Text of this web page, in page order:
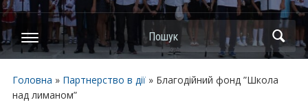
Пошук
Головна » Партнерство в дії» Благодійний фонд ”Школа
над лиманом”